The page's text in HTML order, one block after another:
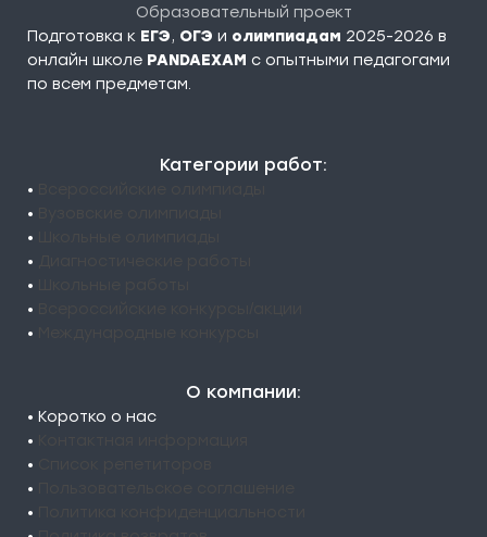
Образовательный проект
Подготовка к ЕГЭ, ОГЭ и олимпиадам 2025-2026 в
онлайн школе PANDAEXAM c опытными педагогами
по всем предметам.
Категории работ:
•
•
•
•
•
•
•
О компании:
• Коротко о нас
•
•
•
•